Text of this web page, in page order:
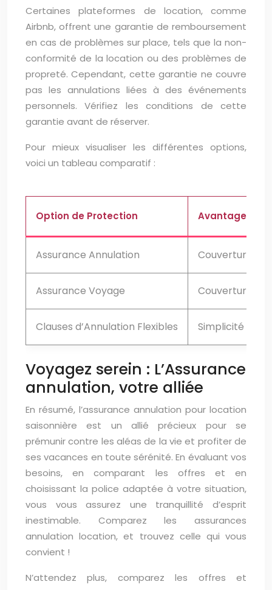
Certaines plateformes de location, comme
Airbnb, offrent une garantie de remboursement
en cas de problèmes sur place, tels que la non-
conformité de la location ou des problèmes de
propreté. Cependant, cette garantie ne couvre
pas les annulations liées à des événements
personnels. Vérifiez les conditions de cette
garantie avant de réserver.
Pour mieux visualiser les différentes options,
voici un tableau comparatif :
Option de Protection Avantages
Assurance Annulation Couverture
Assurance Voyage Couverture
Clauses d’Annulation Flexibles Simplicité et
Voyagez serein : L’Assurance
annulation, votre alliée
En résumé, l’assurance annulation pour location
saisonnière est un allié précieux pour se
prémunir contre les aléas de la vie et profiter de
ses vacances en toute sérénité. En évaluant vos
besoins, en comparant les offres et en
choisissant la police adaptée à votre situation,
vous vous assurez une tranquillité d’esprit
inestimable. Comparez les assurances
annulation location, et trouvez celle qui vous
convient !
N’attendez plus, comparez les offres et